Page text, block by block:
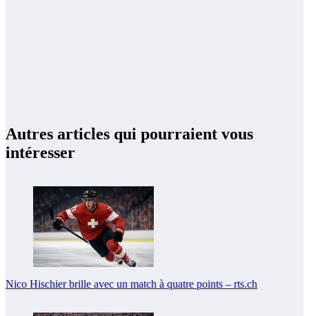
Autres articles qui pourraient vous
intéresser
Nico Hischier brille avec un match à quatre points – rts.ch